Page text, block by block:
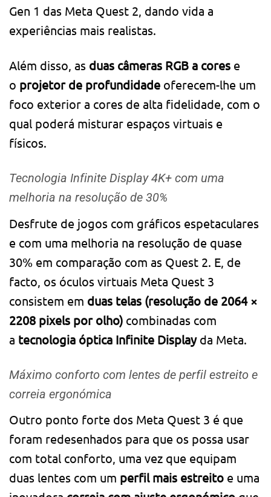
Gen 1 das Meta Quest 2, dando vida a
experiências mais realistas.
Além disso, as duas câmeras RGB a cores e
o projetor de profundidade oferecem-lhe um
foco exterior a cores de alta fidelidade, com o
qual poderá misturar espaços virtuais e
físicos.
Tecnologia Infinite Display 4K+ com uma
melhoria na resolução de 30%
Desfrute de jogos com gráficos espetaculares
e com uma melhoria na resolução de quase
30% em comparação com as Quest 2. E, de
facto, os óculos virtuais Meta Quest 3
consistem em duas telas (resolução de 2064 ×
2208 pixels por olho) combinadas com
a tecnologia óptica Infinite Displayda Meta.
Máximo conforto com lentes de perfil estreito e
correia ergonómica
Outro ponto forte dos Meta Quest 3 é que
foram redesenhados para que os possa usar
com total conforto, uma vez que equipam
duas lentes com um perfil mais estreito e uma